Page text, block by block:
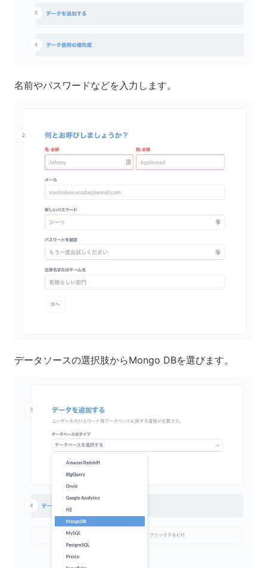
名前やパスワードなどを入力します。
データソースの選択肢からMongo DBを選びます。